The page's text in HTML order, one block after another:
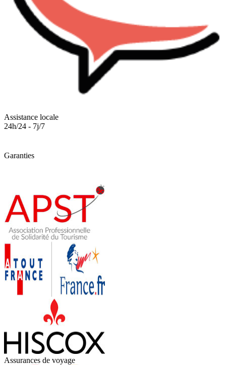
Assistance locale
24h/24 - 7j/7
Garanties
Assurances de voyage